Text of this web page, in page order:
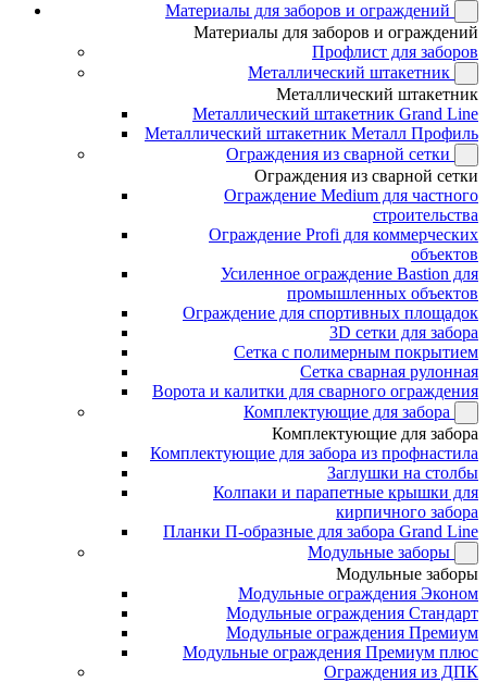
Материалы для заборов и ограждений
Материалы для заборов и ограждений
Профлист для заборов
Металлический штакетник
Металлический штакетник
Металлический штакетник Grand Line
Металлический штакетник Металл Профиль
Ограждения из сварной сетки
Ограждения из сварной сетки
Ограждение Medium для частного
строительства
Ограждение Profi для коммерческих
объектов
Усиленное ограждение Bastion для
промышленных объектов
Ограждение для спортивных площадок
3D сетки для забора
Сетка с полимерным покрытием
Сетка сварная рулонная
Ворота и калитки для сварного ограждения
Комплектующие для забора
Комплектующие для забора
Комплектующие для забора из профнастила
Заглушки на столбы
Колпаки и парапетные крышки для
кирпичного забора
Планки П-образные для забора Grand Line
Модульные заборы
Модульные заборы
Модульные ограждения Эконом
Модульные ограждения Стандарт
Модульные ограждения Премиум
Модульные ограждения Премиум плюс
Ограждения из ДПК